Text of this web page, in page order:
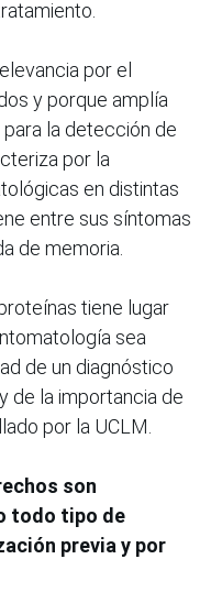
por el
y porque amplía
la detección de
por la
en distintas
entre sus síntomas
de memoria.
tiene lugar
sea
de un diagnóstico
de la importancia de
por la UCLM.
son
todo tipo de
previa y por